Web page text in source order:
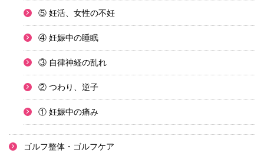
⑤ 妊活、女性の不妊
④ 妊娠中の睡眠
③ 自律神経の乱れ
② つわり、逆子
① 妊娠中の痛み
ゴルフ整体・ゴルフケア